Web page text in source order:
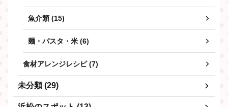
魚介類 (15)
麺・パスタ・米 (6)
食材アレンジレシピ (7)
未分類 (29)